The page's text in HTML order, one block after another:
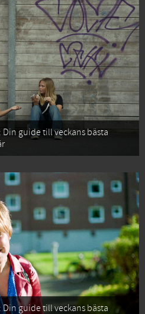
Din guide till veckans bästa
Din guide till veckans bästa